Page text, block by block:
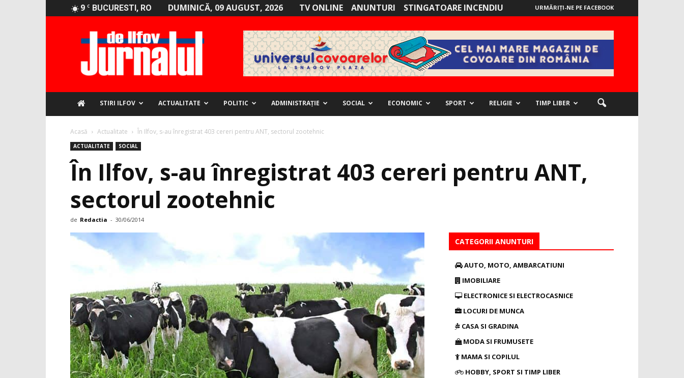
9 C BUCURESTI, RO DUMINICĂ, 09 AUGUST, 2026 TV ONLINE ANUNTURI STINGATOARE INCENDIU URMĂRIȚI-NE PE FACEBOOK
STIRI ILFOV ACTUALITATE POLITIC ADMINISTRAȚIE SOCIAL ECONOMIC SPORT RELIGIE TIMP LIBER
Acasă Actualitate În Ilfov, s-au înregistrat 403 cereri pentru ANT, sectorul zootehnic
ACTUALITATE SOCIAL
În Ilfov, s-au înregistrat 403 cereri pentru ANT,
sectorul zootehnic
de Redactia - 30/06/2014
CATEGORII ANUNTURI
AUTO, MOTO, AMBARCATIUNI
IMOBILIARE
ELECTRONICE SI ELECTROCASNICE
LOCURI DE MUNCA
CASA SI GRADINA
MODA SI FRUMUSETE
MAMA SI COPILUL
HOBBY, SPORT SI TIMP LIBER